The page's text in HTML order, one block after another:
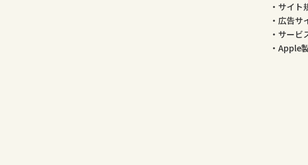
サイト
広告サ
サービ
Apple